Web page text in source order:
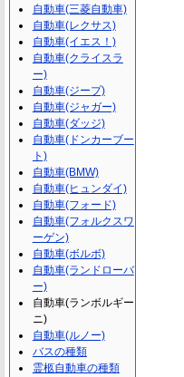
自動車(三菱自動車)
自動車(レクサス)
自動車(イエス！)
自動車(クライスラ
ー)
自動車(ジープ)
自動車(ジャガー)
自動車(ダッジ)
自動車(ドンカーブー
ト)
自動車(BMW)
自動車(ヒュンダイ)
自動車(フォード)
自動車(フォルクスワ
ーゲン)
自動車(ボルボ)
自動車(ランドローバ
ー)
自動車(ランボルギー
ニ)
自動車(ルノー)
バスの種類
霊柩自動車の種類